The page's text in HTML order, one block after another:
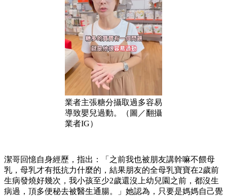
業者主張糖分攝取過多容易
導致嬰兒過動。（圖／翻攝
業者IG）
潔哥回憶自身經歷，指出：「之前我也被朋友講幹嘛不餵母
乳，母乳才有抵抗力什麼的，結果朋友的全母乳寶寶在2歲前
生病發燒好幾次，我小孩至少2歲還沒上幼兒園之前，都沒生
病過，頂多便秘去被醫生通腸。」她認為，只要是媽媽自己覺